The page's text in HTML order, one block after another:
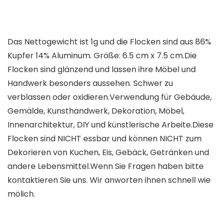
Das Nettogewicht ist 1g und die Flocken sind aus 86%
Kupfer 14% Aluminum. Größe: 6.5 cm x 7.5 cm.Die
Flocken sind glänzend und lassen ihre Möbel und
Handwerk besonders aussehen. Schwer zu
verblassen oder oxidieren.Verwendung für Gebäude,
Gemälde, Kunsthandwerk, Dekoration, Möbel,
Innenarchitektur, DIY und künstlerische Arbeite.Diese
Flocken sind NICHT essbar und können NICHT zum
Dekorieren von Kuchen, Eis, Gebäck, Getränken und
andere Lebensmittel.Wenn Sie Fragen haben bitte
kontaktieren Sie uns. Wir anworten ihnen schnell wie
mölich.